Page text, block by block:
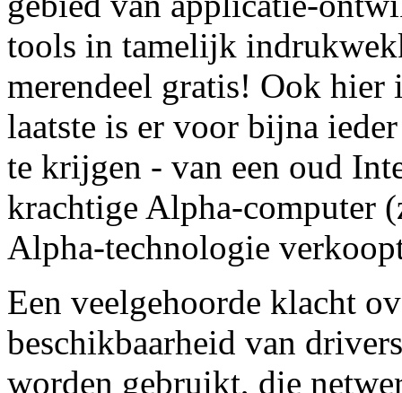
tools in tamelijk
merendeel gratis! Ook
laatste is er voor bijna
te krijgen - van een oud
krachtige Alpha-computer
Alpha-technologie
Een veelgehoorde klacht
beschikbaarheid van
worden gebruikt, die